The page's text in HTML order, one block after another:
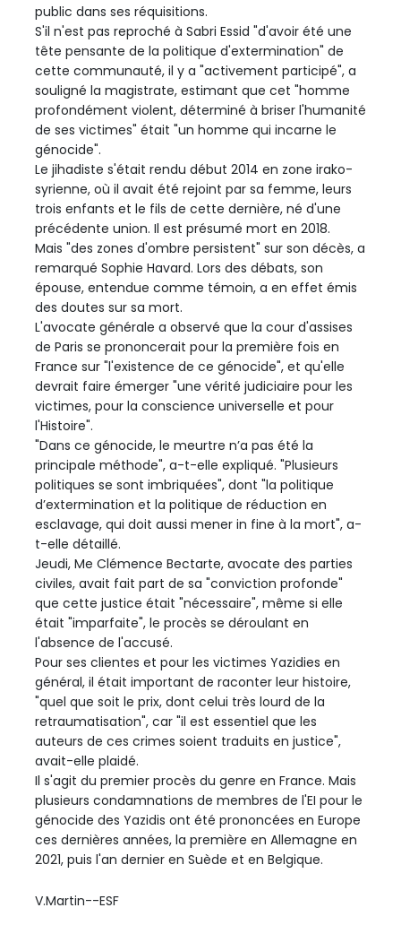
public dans ses réquisitions.
S'il n'est pas reproché à Sabri Essid "d'avoir été une
tête pensante de la politique d'extermination" de
cette communauté, il y a "activement participé", a
souligné la magistrate, estimant que cet "homme
profondément violent, déterminé à briser l'humanité
de ses victimes" était "un homme qui incarne le
génocide".
Le jihadiste s'était rendu début 2014 en zone irako-
syrienne, où il avait été rejoint par sa femme, leurs
trois enfants et le fils de cette dernière, né d'une
précédente union. Il est présumé mort en 2018.
Mais "des zones d'ombre persistent" sur son décès, a
remarqué Sophie Havard. Lors des débats, son
épouse, entendue comme témoin, a en effet émis
des doutes sur sa mort.
L'avocate générale a observé que la cour d'assises
de Paris se prononcerait pour la première fois en
France sur "l'existence de ce génocide", et qu'elle
devrait faire émerger "une vérité judiciaire pour les
victimes, pour la conscience universelle et pour
l'Histoire".
"Dans ce génocide, le meurtre n’a pas été la
principale méthode", a-t-elle expliqué. "Plusieurs
politiques se sont imbriquées", dont "la politique
d’extermination et la politique de réduction en
esclavage, qui doit aussi mener in fine à la mort", a-
t-elle détaillé.
Jeudi, Me Clémence Bectarte, avocate des parties
civiles, avait fait part de sa "conviction profonde"
que cette justice était "nécessaire", même si elle
était "imparfaite", le procès se déroulant en
l'absence de l'accusé.
Pour ses clientes et pour les victimes Yazidies en
général, il était important de raconter leur histoire,
"quel que soit le prix, dont celui très lourd de la
retraumatisation", car "il est essentiel que les
auteurs de ces crimes soient traduits en justice",
avait-elle plaidé.
Il s'agit du premier procès du genre en France. Mais
plusieurs condamnations de membres de l'EI pour le
génocide des Yazidis ont été prononcées en Europe
ces dernières années, la première en Allemagne en
2021, puis l'an dernier en Suède et en Belgique.
V.Martin--ESF